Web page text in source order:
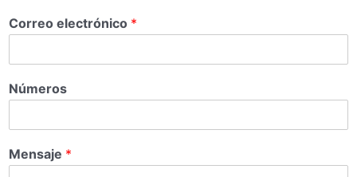
Correo electrónico *
Números
Mensaje *